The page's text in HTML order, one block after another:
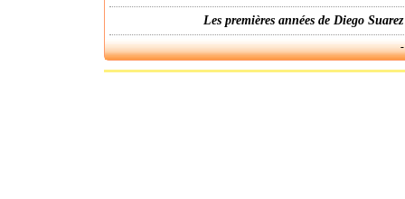
Les premières années de Diego